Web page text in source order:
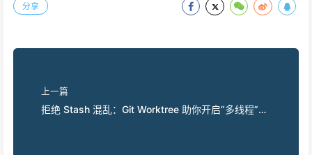
分享
上一篇
拒绝 Stash 混乱：Git Worktree 助你开启“多线程”开